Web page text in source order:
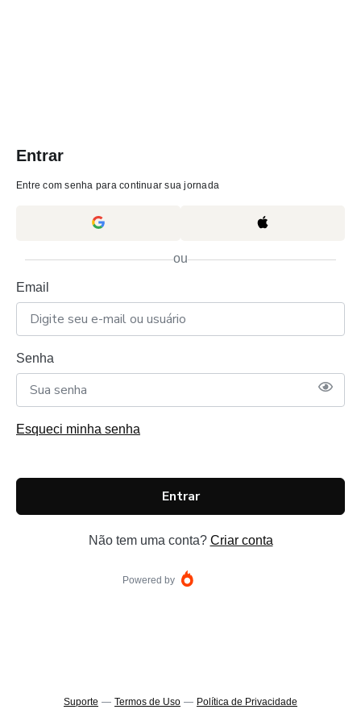
Entrar
Entre com senha para continuar sua jornada
ou
Email
Senha
Esqueci minha senha
Entrar
Não tem uma conta? Criar conta
Powered by
Suporte — Termos de Uso — Política de Privacidade